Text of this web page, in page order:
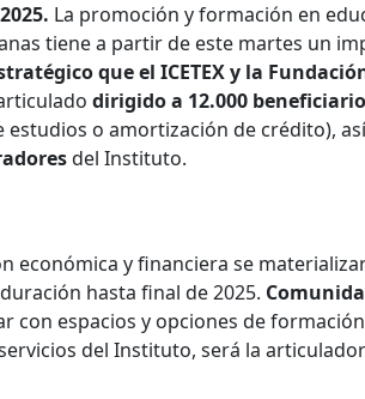
La promoción y formación en
tiene a partir de este martes un
que el ICETEX y la
dirigido a 12.000
estudios o amortización de crédito),
del Instituto.
económica y financiera se
hasta final de 2025.
con espacios y opciones de
del Instituto, será la